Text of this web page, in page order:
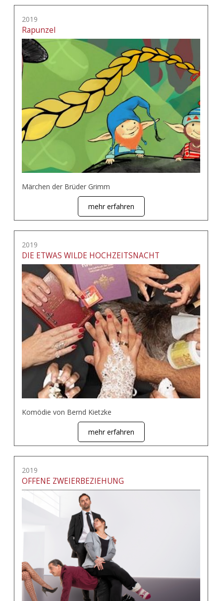
2019
Rapunzel
Märchen der Brüder Grimm
mehr erfahren
2019
DIE ETWAS WILDE HOCHZEITSNACHT
Komödie von Bernd Kietzke
mehr erfahren
2019
OFFENE ZWEIERBEZIEHUNG